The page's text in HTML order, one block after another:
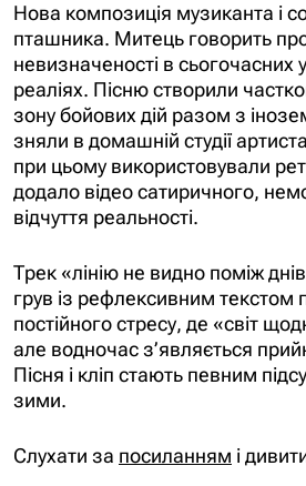
Нова композиція музиканта і
пташника. Митець говорить
невизначеності в сьогочасних
реаліях. Пісню створили
зону бойових дій разом з
зняли в домашній студії
при цьому використовували
додало відео сатиричного,
відчуття реальності.
Трек «лінію не видно поміж
грув із рефлексивним текстом
постійного стресу, де «світ
але водночас з’являється
Пісня і кліп стають певним
зими.
Слухати за посиланням і